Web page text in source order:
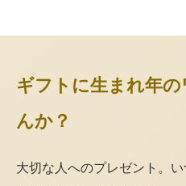
ギフトに生まれ年
んか？
大切な人へのプレゼント。